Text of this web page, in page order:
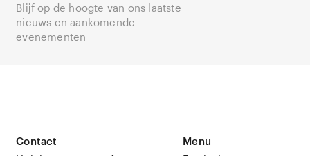
Blijf op de hoogte van ons laatste
nieuws en aankomende
evenementen
Contact
Menu